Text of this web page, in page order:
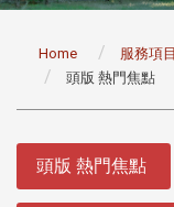
Home 服務項目
頭版 熱門焦點
頭版 熱門焦點